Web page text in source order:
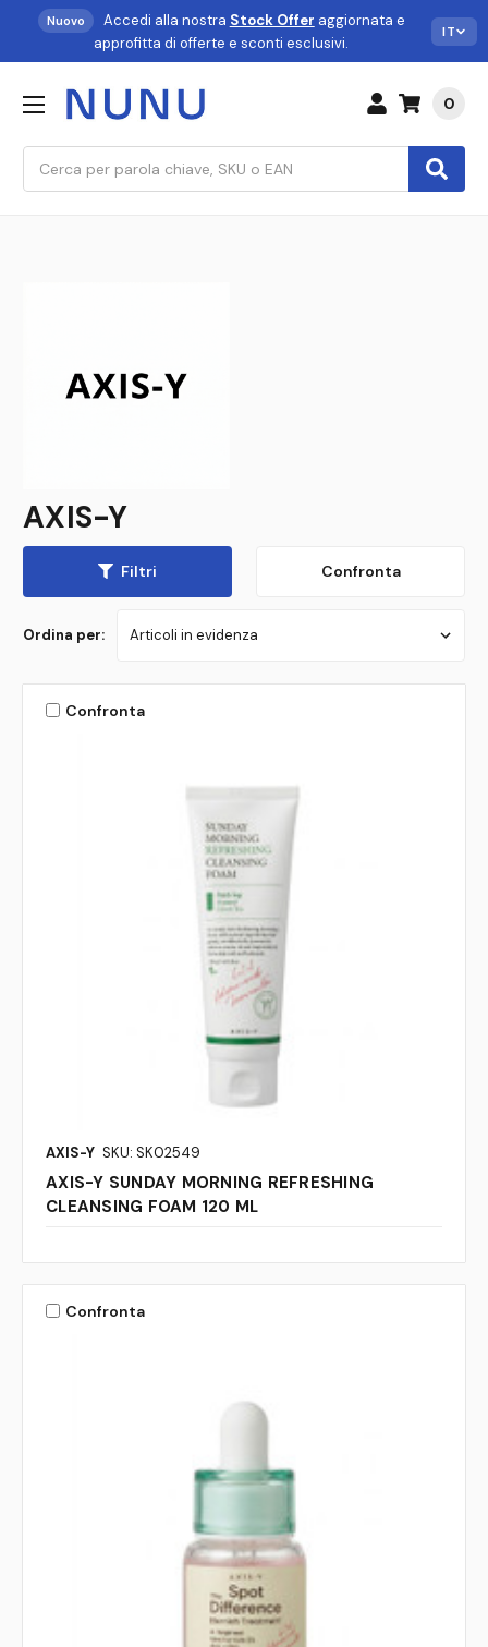
Nuovo Accedi alla nostra Stock Offer aggiornata e
approfitta di offerte e sconti esclusivi.
IT
0
AXIS-Y
Filtri Confronta
Ordina per:
Confronta
AXIS-Y SKU: SK02549
AXIS-Y SUNDAY MORNING REFRESHING
CLEANSING FOAM 120 ML
Confronta